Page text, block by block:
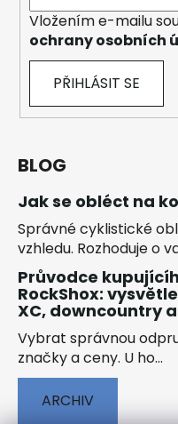
Vložením e-mailu
ochrany osobních
PŘIHLÁSIT SE
BLOG
Jak se obléct na
Správné cyklistické
vzhledu. Rozhoduje o
Průvodce
RockShox:
XC, downcountry
Vybrat správnou
značky a ceny. U ho...
ARCHIV